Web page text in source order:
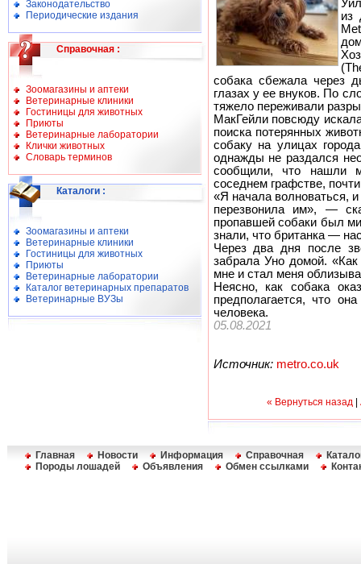
Законодательство
Периодические издания
Справочная :
Зоомагазины и аптеки
Ветеринарные клиники
Гостиницы для животных
Приюты
Ветеринарные лаборатории
Клички животных
Словарь терминов
Каталоги :
Зоомагазины и аптеки
Ветеринарные клиники
Гостиницы для животных
Приюты
Ветеринарные лаборатории
Каталог ветеринарных препаратов
Ветеринарные ВУЗы
из
собака сбежала через
глазах у ее внуков. По
тяжело переживали
МакГейли повсюду
поиска потерянных
собаку на улицах
однажды не раздался
сообщили, что нашли
соседнем графстве,
«Я начала волноваться,
перезвонила им», —
пропавшей собаки был
знали, что британка —
Через два дня после
забрала Уно домой.
мне и стал меня
Неясно, как собака
предполагается, что
человека.
05.08.2021
Источник: metro.co.uk
« Вернуться назад
Главная Новости Информация Справочная
Породы лошадей
Объявления Обмен ссылками